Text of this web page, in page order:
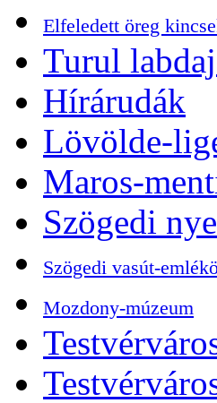
Elfeledett öreg
Turul
Hírárudák
Lövölde-
Maros-
Szögedi
Szögedi vasút-
Mozdony-múzeum